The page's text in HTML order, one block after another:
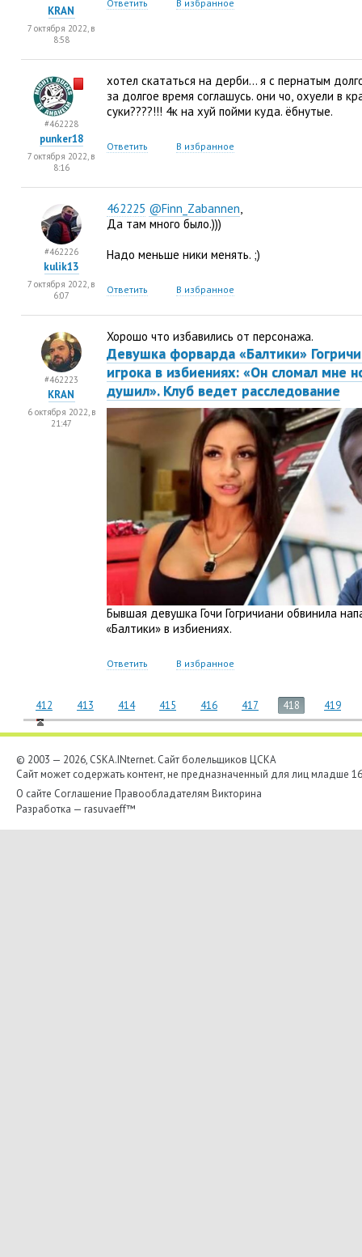
Ответить В избранное
KRAN
7 октября 2022, в
8:58
хотел скататься на дерби… я с пернатым
за долгое время соглашусь. они чо, охуели в
суки????!!! 4к на хуй пойми куда. ёбнутые.
Ответить В избранное
#462228
punker18
7 октября 2022, в
8:16
462225 @Finn_Zabannen,
Да там много было.)))
Надо меньше ники менять. ;)
Ответить В избранное
#462226
kulik13
7 октября 2022, в
6:07
Хорошо что избавились от персонажа.
Девушка форварда «Балтики»
игрока в избиениях: «Он сломал мне
душил». Клуб ведет расследование
Бывшая девушка Гочи Гогричиани обвинила
«Балтики» в избиениях.
Ответить В избранное
#462223
KRAN
6 октября 2022, в
21:47
412 413 414 415 416 417 418 419
© 2003 — 2026, CSKA.INternet. Cайт болельщиков ЦСКА
Сайт может содержать контент, не предназначенный для лиц младше
О сайте Соглашение Правообладателям Викторина
Разработка — rasuvaeff™